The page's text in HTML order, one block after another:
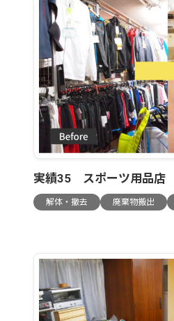
実績35 スポーツ用品店
解体・撤去 廃棄物搬出